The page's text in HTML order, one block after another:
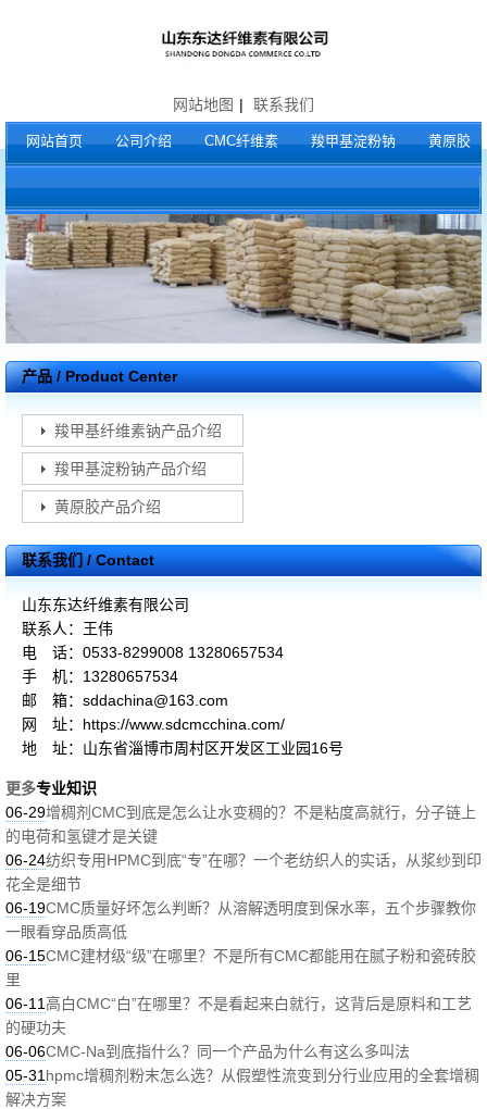
网站地图 | 联系我们
网站首页 公司介绍 CMC纤维素 羧甲基淀粉钠 黄原胶
产品 / Product Center
羧甲基纤维素钠产品介绍
羧甲基淀粉钠产品介绍
黄原胶产品介绍
联系我们 / Contact
山东东达纤维素有限公司
联系人：王伟
电 话：0533-8299008 13280657534
手 机：13280657534
邮 箱：sddachina@163.com
网 址：https://www.sdcmcchina.com/
地 址：山东省淄博市周村区开发区工业园16号
更多专业知识
06-29增稠剂CMC到底是怎么让水变稠的？不是粘度高就行，分子链上
的电荷和氢键才是关键
06-24纺织专用HPMC到底“专”在哪？一个老纺织人的实话，从浆纱到印
花全是细节
06-19CMC质量好坏怎么判断？从溶解透明度到保水率，五个步骤教你
一眼看穿品质高低
06-15CMC建材级“级”在哪里？不是所有CMC都能用在腻子粉和瓷砖胶
里
06-11高白CMC“白”在哪里？不是看起来白就行，这背后是原料和工艺
的硬功夫
06-06CMC-Na到底指什么？同一个产品为什么有这么多叫法
05-31 hpmc增稠剂粉末怎么选？从假塑性流变到分行业应用的全套增稠
解决方案